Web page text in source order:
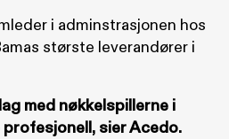
i adminstrasjonen hos
største leverandører i
med nøkkelspillerne i
sier Acedo.